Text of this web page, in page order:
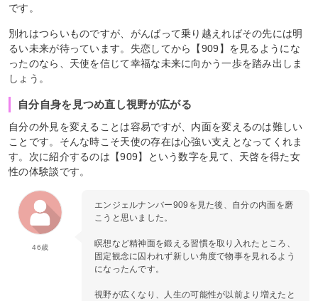
です。
別れはつらいものですが、がんばって乗り越えればその先には明
るい未来が待っています。失恋してから【909】を見るようにな
ったのなら、天使を信じて幸福な未来に向かう一歩を踏み出しま
しょう。
自分自身を見つめ直し視野が広がる
自分の外見を変えることは容易ですが、内面を変えるのは難しい
ことです。そんな時こそ天使の存在は心強い支えとなってくれま
す。次に紹介するのは【909】という数字を見て、天啓を得た女
性の体験談です。
46歳
エンジェルナンバー909を見た後、自分の内面を磨
こうと思いました。
瞑想など精神面を鍛える習慣を取り入れたところ、
固定観念に囚われず新しい角度で物事を見れるよう
になったんです。
視野が広くなり、人生の可能性が以前より増えたと